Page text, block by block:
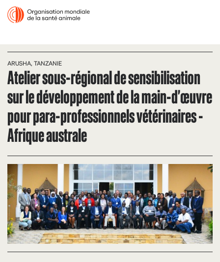
ARUSHA, TANZANIE
Atelier sous-régional de sensibilisation
sur le développement de la main-d'œuvre
pour para-professionnels vétérinaires -
Afrique australe